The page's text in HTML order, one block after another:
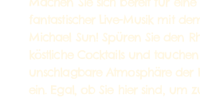
fantastischer Live-Musik mit
Michael Sun! Spüren Sie den
köstliche Cocktails und
unschlagbare Atmosphäre der
ein. Egal, ob Sie hier sind, um